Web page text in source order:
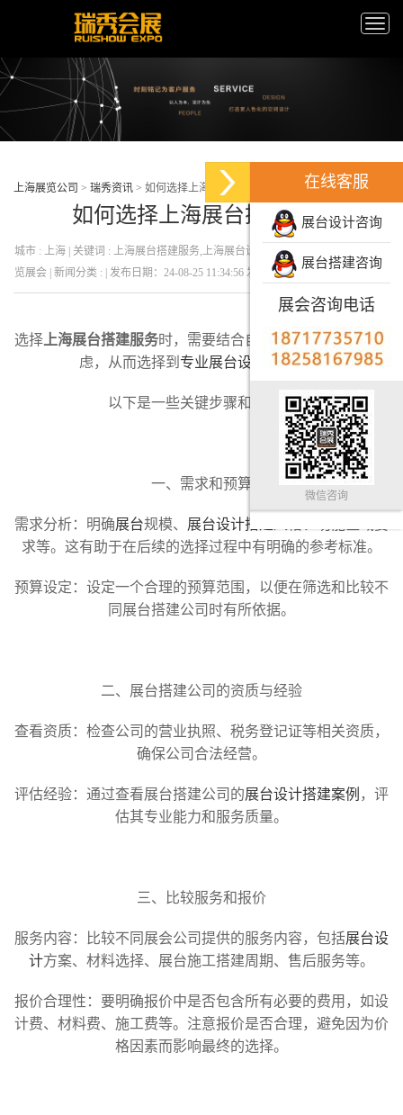
Toggle
上海展览公司 > 瑞秀资讯 > 如何选择上海展台搭建服务
如何选择上海展台搭建服务
城市 : 上海 | 关键词 : 上海展台搭建服务,上海展台设计搭建,展业设计搭建上海展
览展会 | 新闻分类 : | 发布日期：24-08-25 11:34:56 发布者 : 瑞秀会展 | 浏览量 : 95
选择 上海展台搭建服务时，需要结合自身需求、从多因素考
虑，从而选择到 专业展台设计搭建商。
以下是一些关键步骤和建议：
一、需求和预算
需求分析：明确展台规模、 展台设计搭建
求等。这有助于在后续的选择过程中有明确的参考标准。
预算设定：设定一个合理的预算范围，以便在筛选和比较不
同展台搭建公司时有所依据。
二、展台搭建公司的资质与经验
查看资质：检查公司的营业执照、税务登记证等相关资质，
确保公司合法经营。
评估经验：通过查看展台搭建公司的展台设计搭建案例 ，评
估其专业能力和服务质量。
三、比较服务和报价
服务内容：比较不同展会公司提供的服务内容，包括展台设
计方案、材料选择、展台施工搭建周期、售后服务等。
报价合理性：要明确报价中是否包含所有必要的费用，如设
计费、材料费、施工费等。注意报价是否合理，避免因为价
格因素而影响最终的选择。
在线客服
展台设计咨询
展台搭建咨询
展会咨询电话
微信咨询